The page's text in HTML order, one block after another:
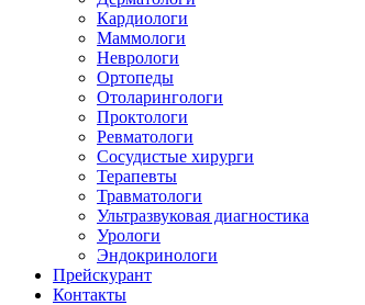
Кардиологи
Маммологи
Неврологи
Ортопеды
Отоларингологи
Проктологи
Ревматологи
Сосудистые хирурги
Терапевты
Травматологи
Ультразвуковая диагностика
Урологи
Эндокринологи
Прейскурант
Контакты